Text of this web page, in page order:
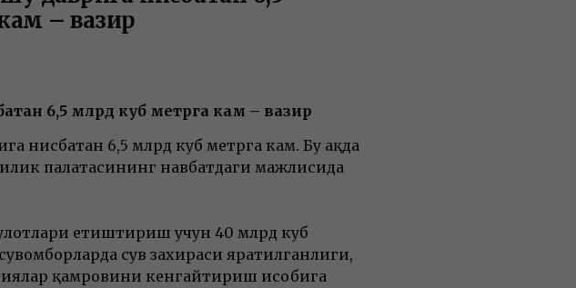
– вазир
6,5 млрд куб метрга кам – вазир
нисбатан 6,5 млрд куб метрга кам. Бу ҳақда
палатасининг навбатдаги мажлисида
етиштириш учун 40 млрд куб
сув захираси яратилганлиги,
қамровини кенгайтириш ҳисобига